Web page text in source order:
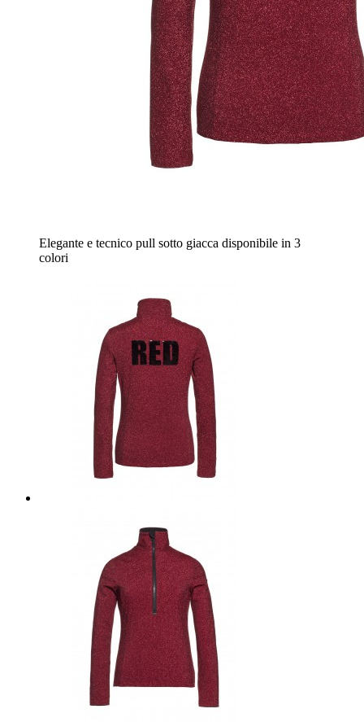
Elegante e tecnico pull sotto giacca disponibile in 3
colori